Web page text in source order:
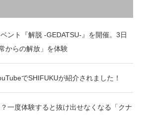
ント『解脱 -GEDATSU-』を開催。3日
からの解放」を体験
でSHIFUKUが紹介されました！
一度体験すると抜け出せなくなる「クナ